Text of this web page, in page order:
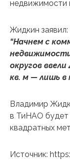
недвижимости
Жидкин заявил:
“Начнем с
округов
кв. м — лишь в
Владимир
в ТиНАО будет
квадратных
Источник: